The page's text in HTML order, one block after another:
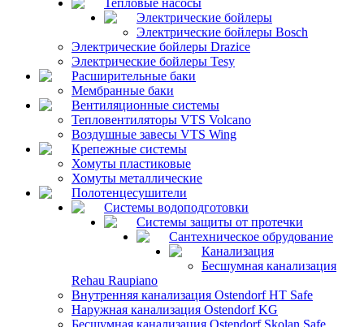
Электрические бойлеры
Электрические бойлеры Bosch
Электрические бойлеры Drazice
Электрические бойлеры Tesy
Расширительные баки
Мембранные баки
Вентиляционные системы
Тепловентиляторы VTS Volcano
Воздушные завесы VTS Wing
Крепежные системы
Хомуты пластиковые
Хомуты металлические
Полотенцесушители
Системы водоподготовки
Системы защиты от протечки
Сантехническое обрудование
Канализация
Бесшумная канализация
Rehau Raupiano
Внутренняя канализация Ostendorf HT Safe
Наружная канализация Ostendorf KG
Бесшумная канализация Ostendorf Skolan Safe